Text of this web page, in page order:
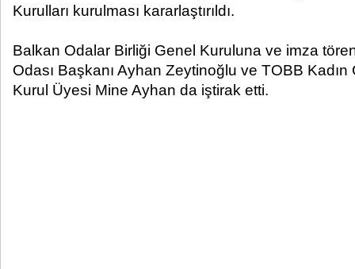
Kurulları kurulması kararlaştırıldı.
Balkan Odalar Birliği Genel Kuruluna ve imza
Odası Başkanı Ayhan Zeytinoğlu ve TOBB
Kurul Üyesi Mine Ayhan da iştirak etti.